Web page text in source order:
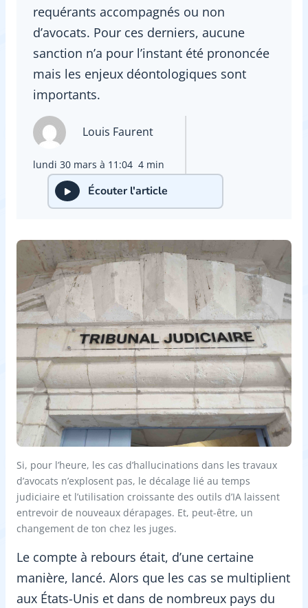
requérants accompagnés ou non
d’avocats. Pour ces derniers, aucune
sanction n’a pour l’instant été prononcée
mais les enjeux déontologiques sont
importants.
Louis Faurent
lundi 30 mars à 11:04 4 min
Écouter l'article
Si, pour l’heure, les cas d’hallucinations dans les travaux
d’avocats n’explosent pas, le décalage lié au temps
judiciaire et l’utilisation croissante des outils d’IA laissent
entrevoir de nouveaux dérapages. Et, peut-être, un
changement de ton chez les juges.
Le compte à rebours était, d’une certaine
manière, lancé. Alors que les cas se multiplient
aux États-Unis et dans de nombreux pays du